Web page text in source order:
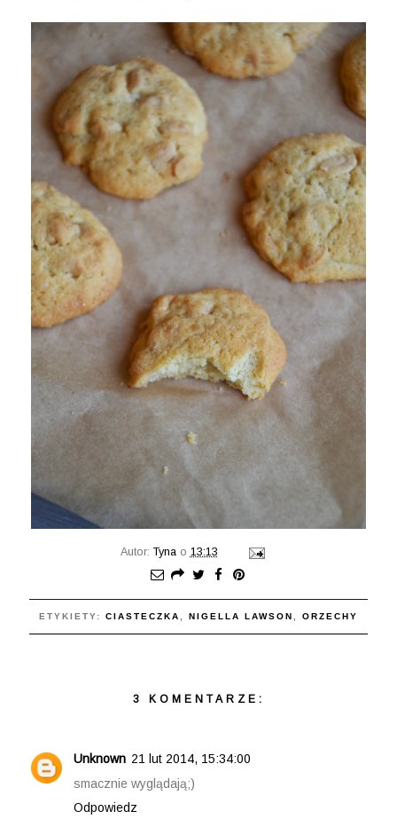
Autor:Tyna o 13:13
ETYKIETY: CIASTECZKA NIGELLA LAWSON ORZECHY
3 KOMENTARZE:
Unknown 21 lut 2014, 15:34:00
smacznie wyglądają;)
Odpowiedz